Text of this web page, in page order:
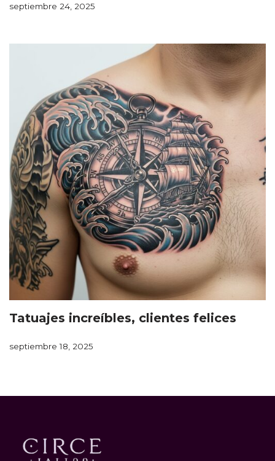
septiembre 24, 2025
Tatuajes increíbles, clientes felices
septiembre 18, 2025